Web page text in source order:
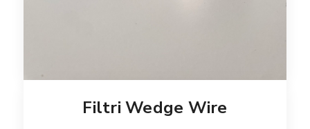
Filtri Wedge Wire